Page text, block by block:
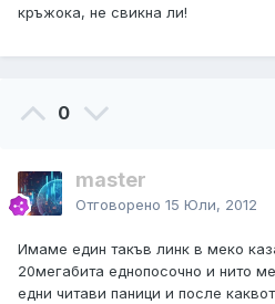
кръжока, не свикна ли!
0
master
Отговорено 15 Юли, 2012
Имаме един такъв линк в меко
20мегабита еднопосочно и нито
едни читави паници и после